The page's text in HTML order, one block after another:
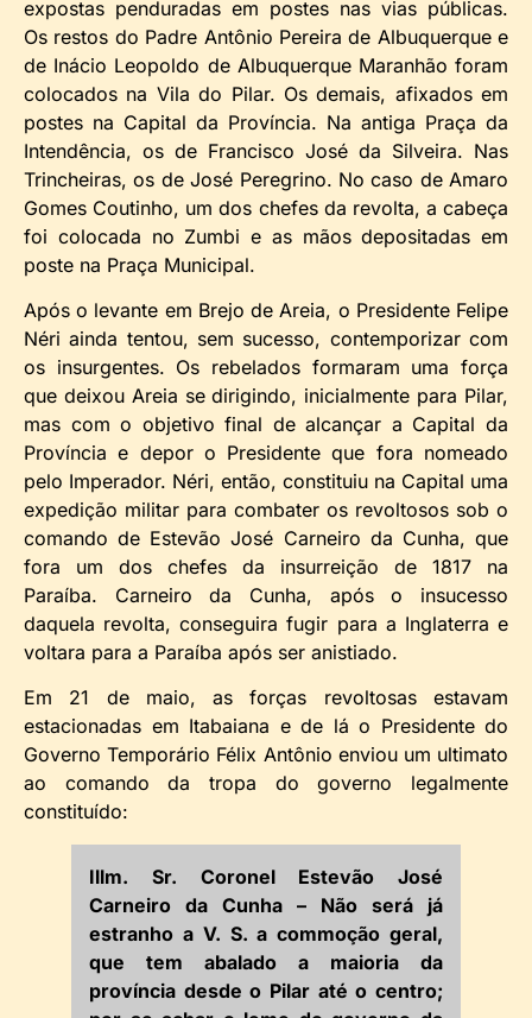
expostas penduradas em postes nas vias públicas.
Os restos do Padre Antônio Pereira de Albuquerque e
de Inácio Leopoldo de Albuquerque Maranhão foram
colocados na Vila do Pilar. Os demais, afixados em
postes na Capital da Província. Na antiga Praça da
Intendência, os de Francisco José da Silveira. Nas
Trincheiras, os de José Peregrino. No caso de Amaro
Gomes Coutinho, um dos chefes da revolta, a cabeça
foi colocada no Zumbi e as mãos depositadas em
poste na Praça Municipal.
Após o levante em Brejo de Areia, o Presidente Felipe
Néri ainda tentou, sem sucesso, contemporizar com
os insurgentes. Os rebelados formaram uma força
que deixou Areia se dirigindo, inicialmente para Pilar,
mas com o objetivo final de alcançar a Capital da
Província e depor o Presidente que fora nomeado
pelo Imperador. Néri, então, constituiu na Capital uma
expedição militar para combater os revoltosos sob o
comando de Estevão José Carneiro da Cunha, que
fora um dos chefes da insurreição de 1817 na
Paraíba. Carneiro da Cunha, após o insucesso
daquela revolta, conseguira fugir para a Inglaterra e
voltara para a Paraíba após ser anistiado.
Em 21 de maio, as forças revoltosas estavam
estacionadas em Itabaiana e de lá o Presidente do
Governo Temporário Félix Antônio enviou um ultimato
ao comando da tropa do governo legalmente
constituído:
Illm. Sr. Coronel Estevão José
Carneiro da Cunha – Não será já
estranho a V. S. a commoção geral,
que tem abalado a maioria da
província desde o Pilar até o centro;